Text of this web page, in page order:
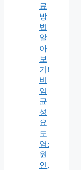
료
방
법
알
아
보
기!
비
임
균
성
요
도
염:
원
인,